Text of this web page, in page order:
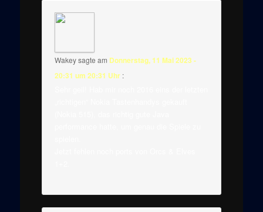
Wakeysagte am Donnerstag, 11 Mai 2023 -
20:31 um 20:31 Uhr :